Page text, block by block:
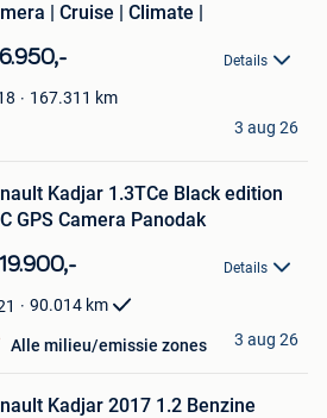
| Cruise | Climate |
Details
167.311 km
3 aug 26
Kadjar 1.3TCe Black edition
GPS Camera Panodak
Details
90.014 km
Alle milieu/emissie zones 3 aug 26
Kadjar 2017 1.2 Benzine